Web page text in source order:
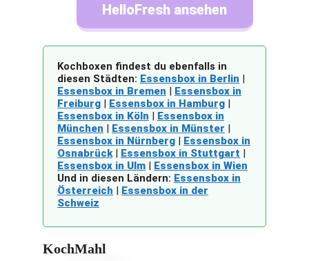
HelloFresh ansehen
Kochboxen findest du ebenfalls in
diesen Städten: Essensbox in Berlin |
Essensbox in Bremen | Essensbox in
Freiburg | Essensbox in Hamburg |
Essensbox in Köln | Essensbox in
München | Essensbox in Münster |
Essensbox in Nürnberg | Essensbox in
Osnabrück| Essensbox in Stuttgart |
Essensbox in Ulm | Essensbox in Wien
Und in diesen Ländern: Essensbox in
Österreich | Essensbox in der
Schweiz
KochMahl